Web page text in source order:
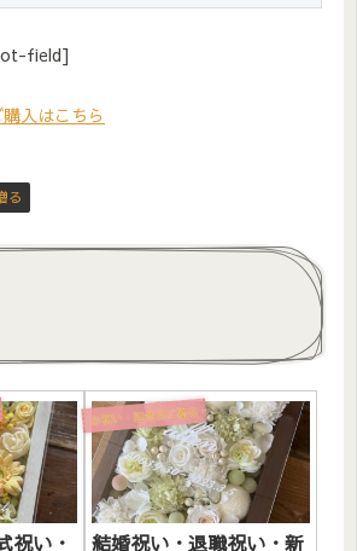
field]
入はこちら
る
祝い・
お祝い・記念日に贈る
結婚祝い・退職祝い・新